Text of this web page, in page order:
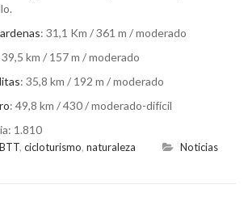
: 31,1 Km / 361 m / moderado
39,5 km / 157 m / moderado
: 35,8 km / 192 m / moderado
: 49,8 km / 430 / moderado-difícil
1.810
BTT, cicloturismo, naturaleza Noticias